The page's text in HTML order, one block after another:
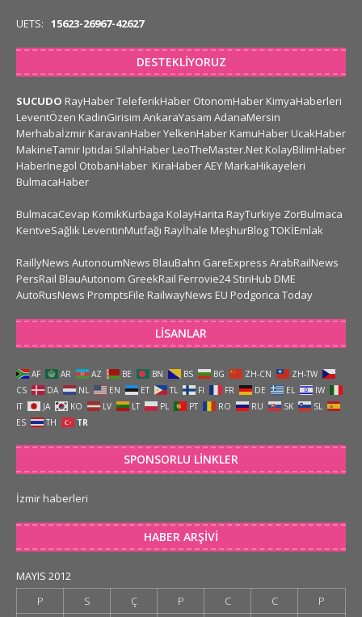
UETS: 15623-26967-42627
DESTEKLIYORUZ
SUCUDO RayHaberTeleferikHaber OtonomHaber KimyaHaberleri
LeventÖzen KadinGirisim AnkaraYasam AdanaMersin
Merhabaİzmir KaravanHaberYelkenHaber KamuHaber UcakHaber
MakineTamir Iptidai SilahHaber LeoTheMaster.Net KolayBilimHaber
HaberInegol OtobanHaber KiraHaberAEY MarkaHikayeleri
BulmacaHaber
BulmacaCevap KomikKurbaga KolayHarita RayTurkiye ZorBulmaca
KentveSağlık LeventinMutfağı Rayİhale MeşhurBlogTOKİEmlak
RaillyNews AutonoumNews BlauBahn GareExpress ArabRailNews
PersRail BlauAutonom GreekRail Ferrovie24 StiriHub DME
AutoRusNews PromptsFile RailwayNews EU Podgorica Today
LISANLAR
AF AR AZ BE BN BS BG ZH-CN
ZH-TW
CS
DA NL EN ET TL FI FR DE EL
IW
IT
JA KO LV LT PL PT RO RU SK
SL
ES
TH TR
SPONSORLU LINKLER
İzmir haberleri
HABER ARŞIVI
MAYIS 2012
P
S Ç P C C P